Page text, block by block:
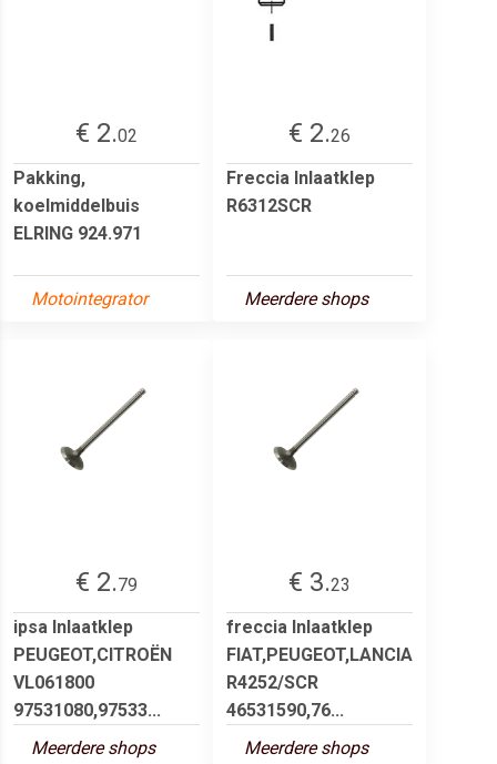
€ 2.02
Pakking,
koelmiddelbuis
ELRING 924.971
Motointegrator
€ 2.26
Freccia Inlaatklep
R6312SCR
Meerdere shops
€ 2.79
ipsa Inlaatklep
PEUGEOT,CITROËN
VL061800
97531080,97533...
Meerdere shops
€ 3.23
freccia Inlaatklep
FIAT,PEUGEOT,LANCIA
R4252/SCR
46531590,76...
Meerdere shops